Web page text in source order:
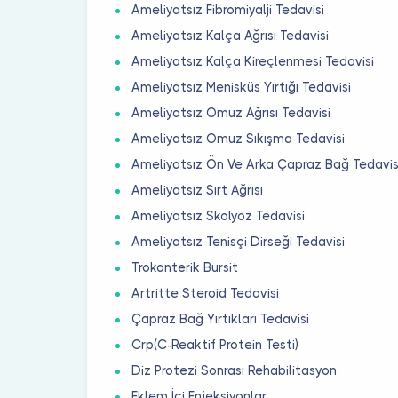
Ameliyatsız Fibromiyalji Tedavisi
Ameliyatsız Kalça Ağrısı Tedavisi
Ameliyatsız Kalça Kireçlenmesi Tedavisi
Ameliyatsız Menisküs Yırtığı Tedavisi
Ameliyatsız Omuz Ağrısı Tedavisi
Ameliyatsız Omuz Sıkışma Tedavisi
Ameliyatsız Ön Ve Arka Çapraz Bağ
Ameliyatsız Sırt Ağrısı
Ameliyatsız Skolyoz Tedavisi
Ameliyatsız Tenisçi Dirseği Tedavisi
Trokanterik Bursit
Artritte Steroid Tedavisi
Çapraz Bağ Yırtıkları Tedavisi
Crp(C-Reaktif Protein Testi)
Diz Protezi Sonrası Rehabilitasyon